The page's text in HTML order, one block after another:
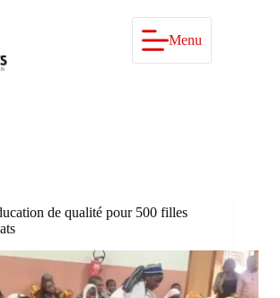
Menu
de qualité pour 500 filles